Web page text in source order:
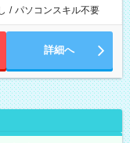
/ パソコンスキル不要
詳細へ